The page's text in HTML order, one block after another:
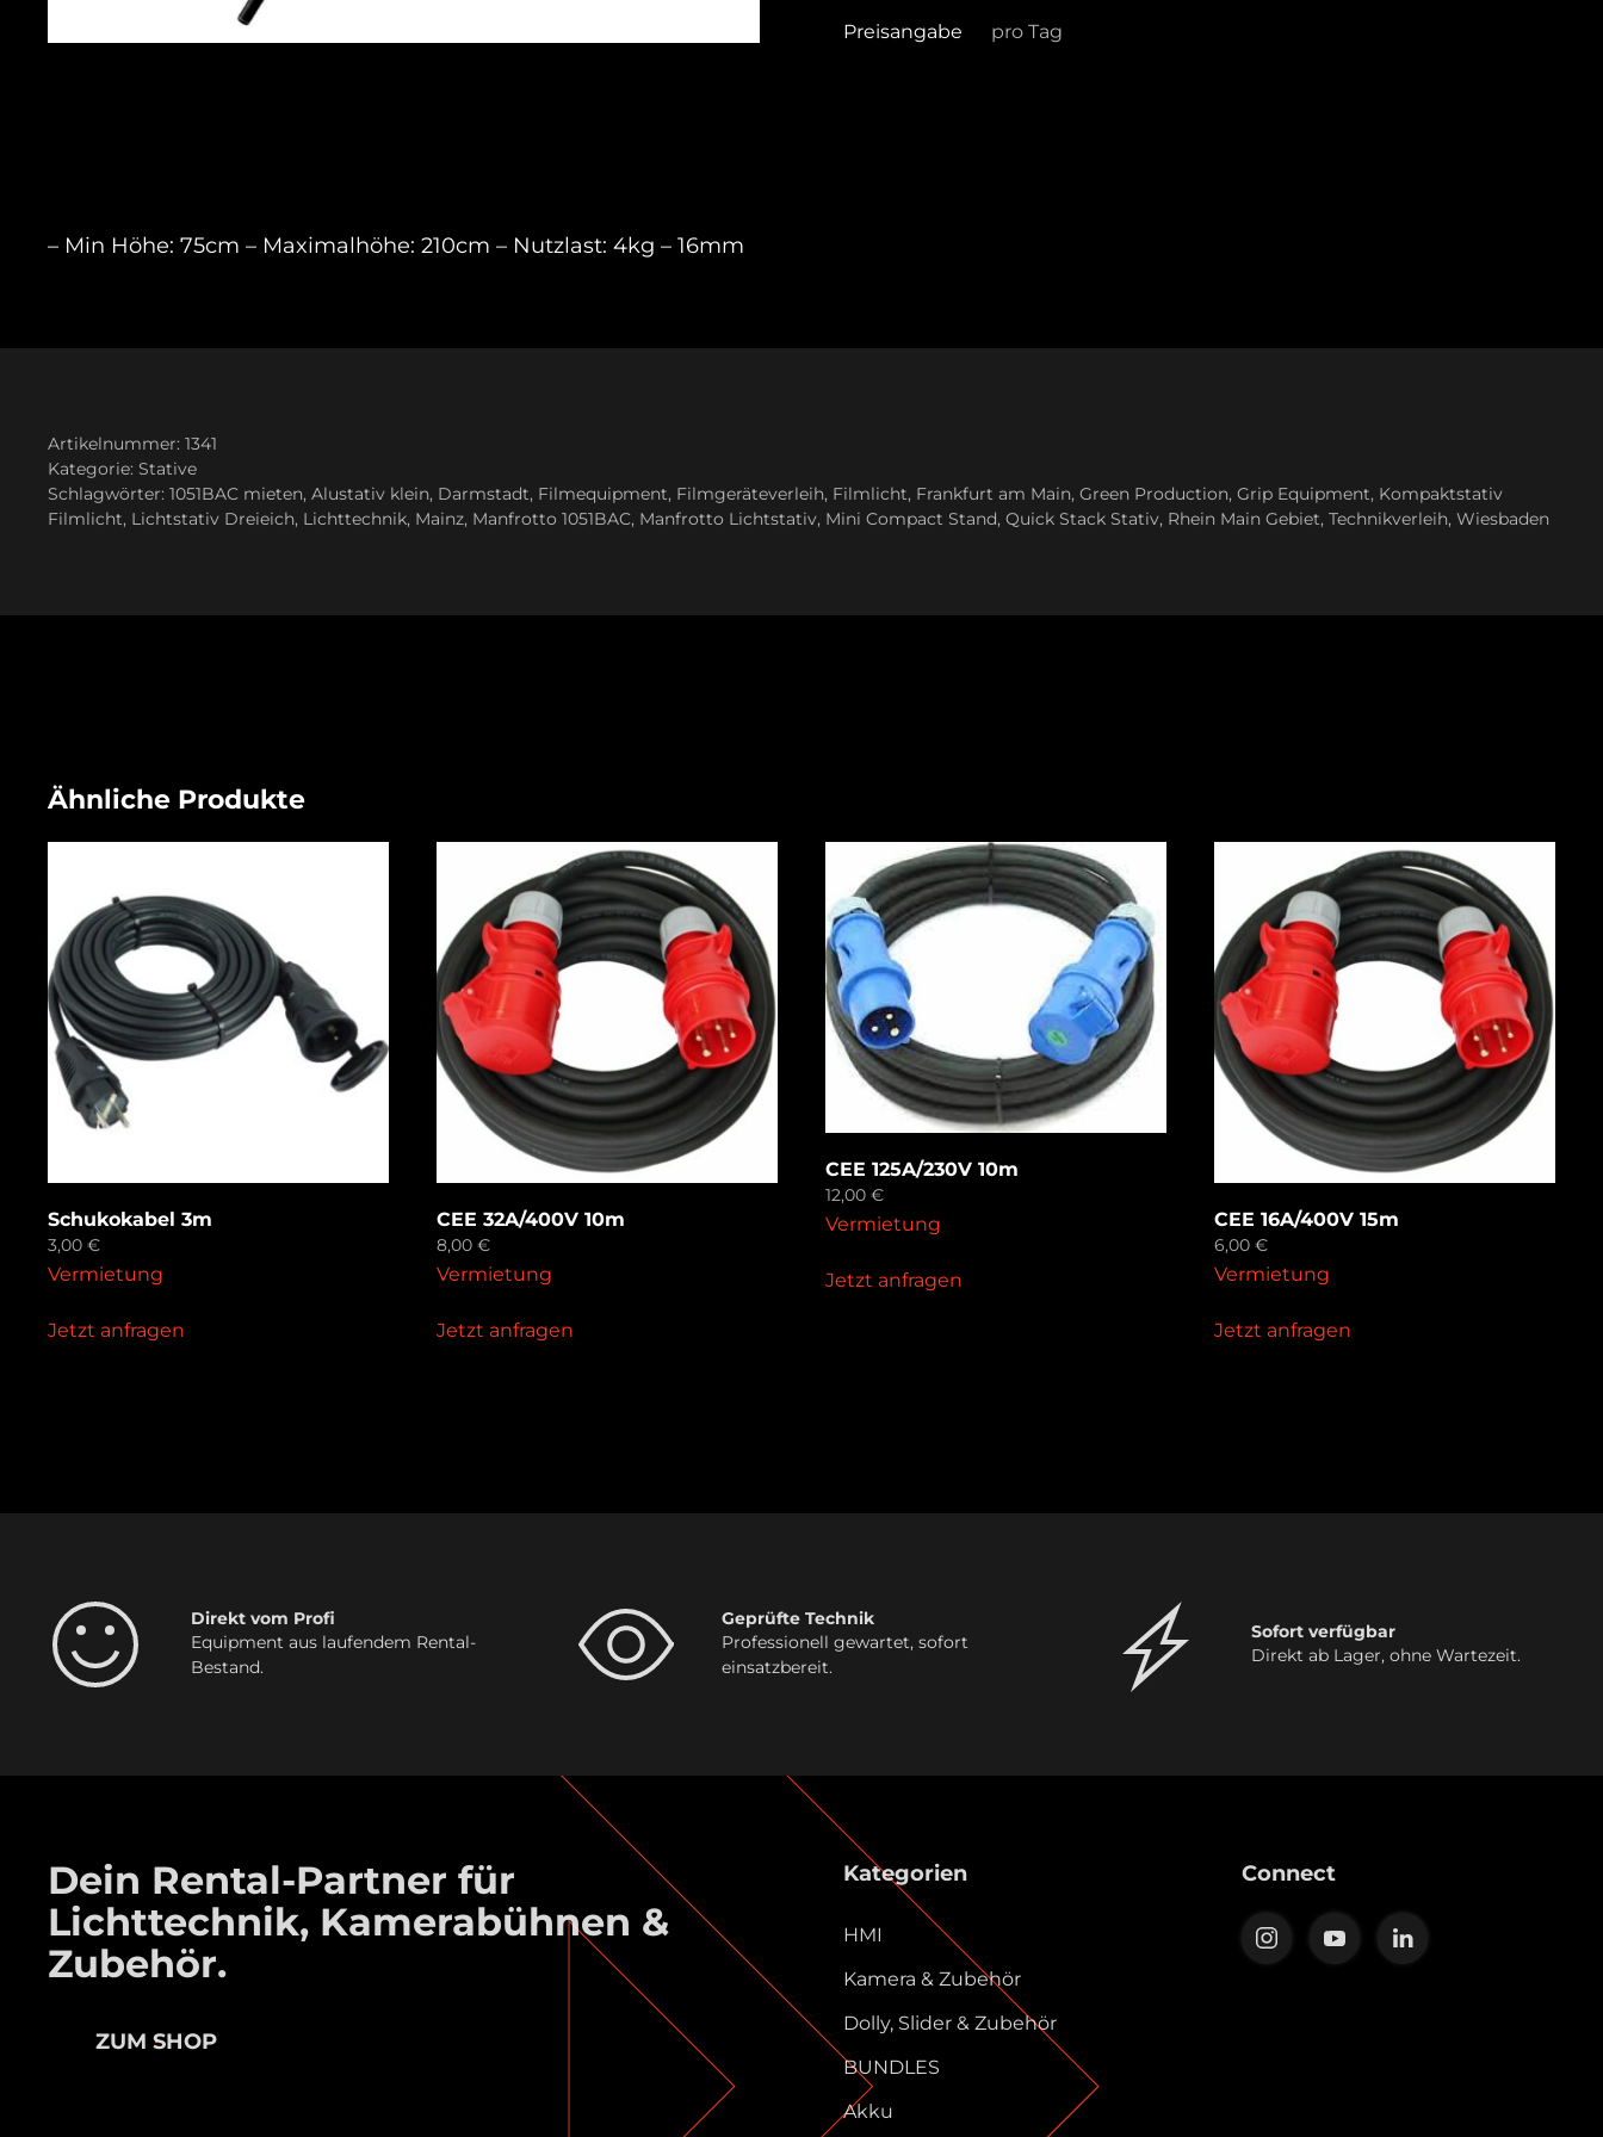
Preisangabe pro Tag
– Min Höhe: 75cm – Maximalhöhe: 210cm – Nutzlast: 4kg – 16mm
Artikelnummer: 1341
Kategorie: Stative
Schlagwörter: 1051BAC mieten, Alustativ klein, Darmstadt, Filmequipment, Filmgeräteverleih, Filmlicht, Frankfurt am Main, Green Production, Grip Equipment, Kompaktstativ
Filmlicht, Lichtstativ Dreieich, Lichttechnik, Mainz, Manfrotto 1051BAC, Manfrotto Lichtstativ, Mini Compact Stand, Quick Stack Stativ, Rhein Main Gebiet, Technikverleih, Wiesbaden
Ähnliche Produkte
Schukokabel 3m
3,00 €
Vermietung
Jetzt anfragen
CEE 32A/400V 10m
8,00 €
Vermietung
Jetzt anfragen
CEE 125A/230V 10m
12,00 €
Vermietung
Jetzt anfragen
CEE 16A/400V 15m
6,00 €
Vermietung
Jetzt anfragen
Direkt vom Profi
Equipment aus laufendem Rental-
Bestand.
Geprüfte Technik
Professionell gewartet, sofort
einsatzbereit.
Sofort verfügbar
Direkt ab Lager, ohne Wartezeit.
Dein Rental-Partner für
Lichttechnik, Kamerabühnen &
Zubehör.
ZUM SHOP
Kategorien
HMI
Kamera & Zubehör
Dolly, Slider & Zubehör
BUNDLES
Akku
Connect